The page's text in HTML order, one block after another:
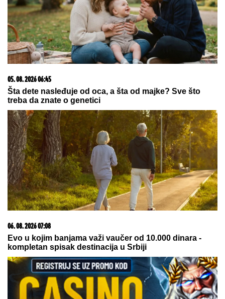
05. 08. 2026 06:45
Šta dete nasleđuje od oca, a šta od majke? Sve što
treba da znate o genetici
06. 08. 2026 07:08
Evo u kojim banjama važi vaučer od 10.000 dinara -
kompletan spisak destinacija u Srbiji